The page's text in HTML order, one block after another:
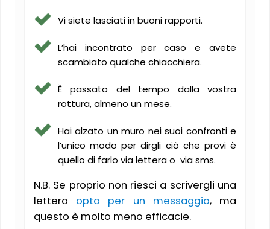
Vi siete lasciati in buoni rapporti.
L’hai incontrato per caso e avete
scambiato qualche chiacchiera.
È passato del tempo dalla vostra
rottura, almeno un mese.
Hai alzato un muro nei suoi confronti e
l’unico modo per dirgli ciò che provi è
quello di farlo via lettera o via sms.
N.B. Se proprio non riesci a scrivergli una
lettera opta per un messaggio, ma
questo è molto meno efficacie.